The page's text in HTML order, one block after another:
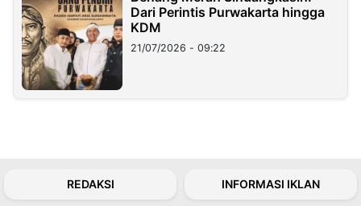
Dari Perintis Purwakarta hingga
KDM
21/07/2026 - 09:22
REDAKSI INFORMASI IKLAN